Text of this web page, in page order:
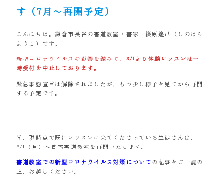
す（7月～再開予定）
こんにちは。鎌倉市長谷の書道教室・書家 篠原遙己（しのはら
ようこ）です。
新型コロナウイルスの影響を鑑みて、 3/1より体験レッスンは一
時受付を中止しております。
緊急事態宣言は解除されましたが、もう少し様子を見てから再開
する予定です。
尚、現時点で既にレッスンに来てくださっている生徒さんは、
6/1（月）～自宅書道教室を再開いたします。
書道教室での新型コロナウイルス対策について の記事をご一読の
上、お越しください。